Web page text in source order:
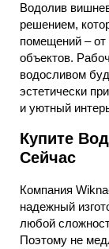
Водолив
решением,
помещений –
объектов.
водосливом
эстетически
и уютный
Купите
Сейчас
Компания
надежный
любой
Поэтому не